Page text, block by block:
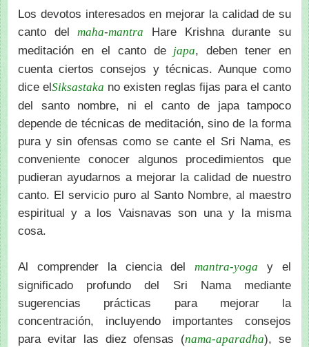
Los devotos interesados en mejorar la calidad de su
canto delmaha-mantra Hare Krishna durante su
meditación en el canto de japa, deben tener en
cuenta ciertos consejos y técnicas. Aunque como
dice elSiksastaka no existen reglas fijas para el canto
del santo nombre, ni el canto de japa tampoco
depende de técnicas de meditación, sino de la forma
pura y sin ofensas como se cante el Sri Nama, es
conveniente conocer algunos procedimientos que
pudieran ayudarnos a mejorar la calidad de nuestro
canto. El servicio puro al Santo Nombre, al maestro
espiritual y a los Vaisnavas son una y la misma
cosa.
Al comprender la ciencia delmantra-yoga y el
significado profundo del Sri Nama mediante
sugerencias prácticas para mejorar la
concentración, incluyendo importantes consejos
para evitar las diez ofensas (nama-aparadha), se